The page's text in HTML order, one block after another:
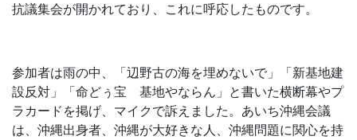
抗議集会が開かれており、これに呼応したものです。
参加者は雨の中、「辺野古の海を埋めないで」「新基地建
設反対」「命どぅ宝 基地やならん」と書いた横断幕やプ
ラカードを掲げ、マイクで訴えました。あいち沖縄会議
は、沖縄出身者、沖縄が大好きな人、沖縄問題に関心を持